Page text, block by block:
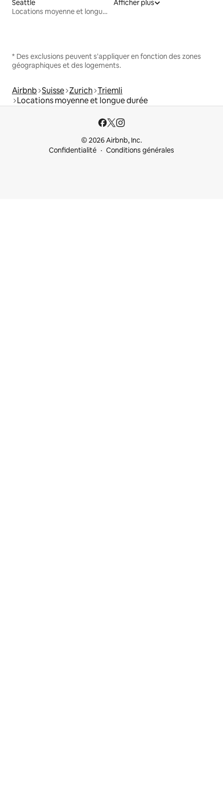
Seattle
Locations moyenne et longue durée
Afficher plus
* Des exclusions peuvent s'appliquer en fonction des zones
géographiques et des logements.
Airbnb Suisse Zurich Triemli
Locations moyenne et longue durée
© 2026 Airbnb, Inc.
Confidentialité
Conditions générales